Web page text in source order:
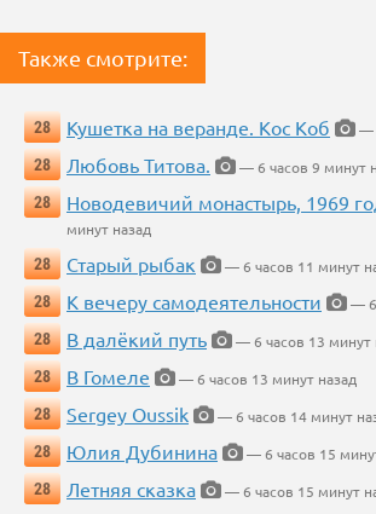
Также смотрите:
28 Кушетка на веранде. Кос Коб
—
28
Любовь Титова.
— 6 часов 9 минут
28
Новодевичий монастырь, 1969
минут назад
28
Старый рыбак
— 6 часов 11 минут
28
К вечеру самодеятельности
— 6
28
В далёкий путь
— 6 часов 13 минут
28
В Гомеле
— 6 часов 13 минут назад
28
Sergey Oussik
— 6 часов 14 минут
28
Юлия Дубинина
— 6 часов 15
28
Летняя сказка — 6 часов 15 минут